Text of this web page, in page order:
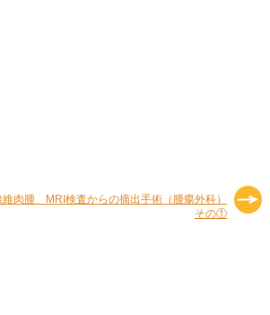
維肉腫 MRI検査からの摘出手術（腫瘍外科）
その①